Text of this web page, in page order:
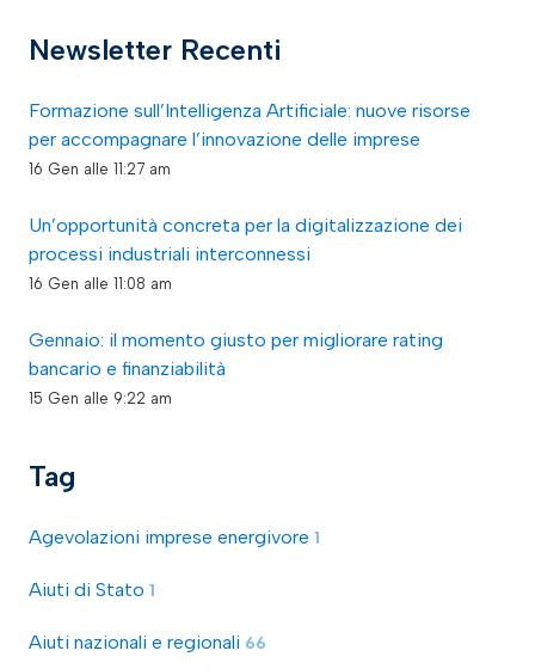
Newsletter Recenti
Formazione sull’Intelligenza Artificiale: nuove risorse
per accompagnare l’innovazione delle imprese
16 Gen alle 11:27 am
Un’opportunità concreta per la digitalizzazione dei
processi industriali interconnessi
16 Gen alle 11:08 am
Gennaio: il momento giusto per migliorare rating
bancario e finanziabilità
15 Gen alle 9:22 am
Tag
Agevolazioni imprese energivore 1
Aiuti di Stato 1
Aiuti nazionali e regionali 66